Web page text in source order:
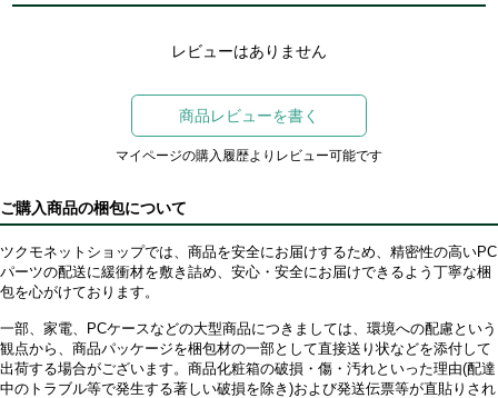
レビューはありません
商品レビューを書く
マイページの購入履歴よりレビュー可能です
ご購入商品の梱包について
ツクモネットショップでは、商品を安全にお届けするため、精密性の高いPC
パーツの配送に緩衝材を敷き詰め、安心・安全にお届けできるよう丁寧な梱
包を心がけております。
一部、家電、PCケースなどの大型商品につきましては、環境への配慮という
観点から、商品パッケージを梱包材の一部として直接送り状などを添付して
出荷する場合がございます。商品化粧箱の破損・傷・汚れといった理由(配達
中のトラブル等で発生する著しい破損を除き)および発送伝票等が直貼りされ